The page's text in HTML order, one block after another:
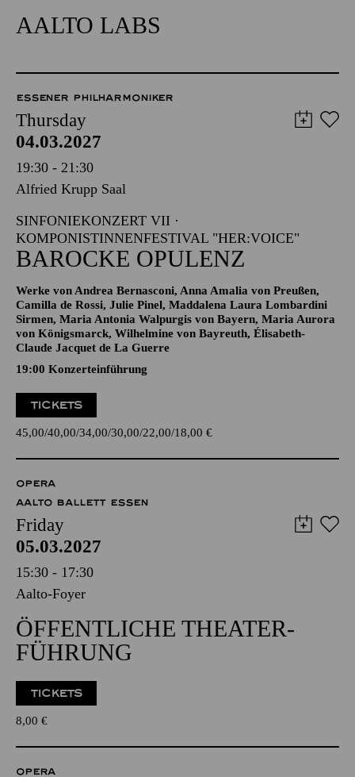
AALTO LABS
ESSENER PHILHARMONIKER
Thursday
04.03.2027
19:30 - 21:30
Alfried Krupp Saal
SINFONIEKONZERT VII ·
KOMPONISTINNENFESTIVAL "HER:VOICE"
BAROCKE OPULENZ
Werke von Andrea Bernasconi, Anna Amalia von Preußen,
Camilla de Rossi, Julie Pinel, Maddalena Laura Lombardini
Sirmen, Maria Antonia Walpurgis von Bayern, Maria Aurora
von Königsmarck, Wilhelmine von Bayreuth, Élisabeth-
Claude Jacquet de La Guerre
19:00 Konzerteinführung
TICKETS
45,00 40,00 34,00 30,00 22,00 18,00 €
OPERA
AALTO BALLETT ESSEN
Friday
05.03.2027
15:30 - 17:30
Aalto-Foyer
ÖFFENTLICHE THEATER­
FÜHRUNG
TICKETS
8,00 €
OPERA